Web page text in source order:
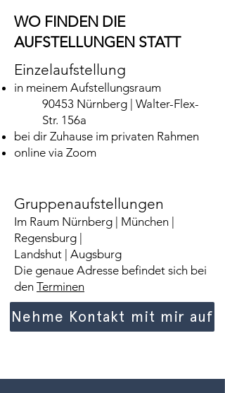
WO FINDEN DIE
AUFSTELLUNGEN STATT
Einzelaufstellung
in meinem Aufstellungsraum
90453 Nürnberg | Walter-Flex-
Str. 156a​
bei dir Zuhause im privaten Rahmen
​online via Zoom
Gruppenaufstellungen
Im Raum Nürnberg | München |
Regensburg |
Landshut | Augsburg
Die genaue Adresse befindet sich bei
den Terminen
Nehme Kontakt mit mir auf